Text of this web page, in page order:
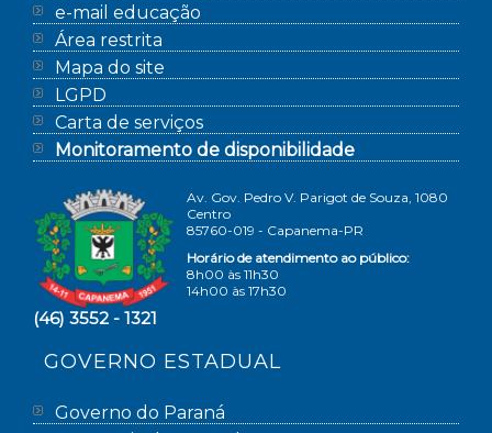
e-mail educação
Área restrita
Mapa do site
LGPD
Carta de serviços
Monitoramento de disponibilidade
Av. Gov. Pedro V. Parigot de Souza, 1080
Centro
85760-019 - Capanema-PR
Horário de atendimento ao público:
8h00 às 11h30
14h00 às 17h30
(46) 3552 - 1321
GOVERNO ESTADUAL
Governo do Paraná